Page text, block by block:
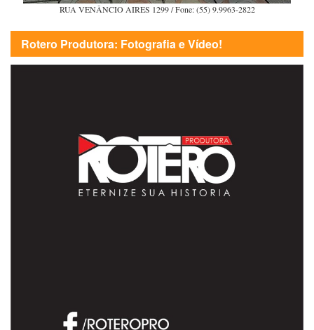
RUA VENÂNCIO AIRES 1299 / Fone: (55) 9.9963-2822
Rotero Produtora: Fotografia e Vídeo!